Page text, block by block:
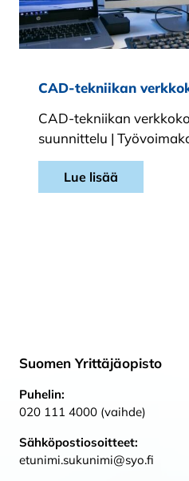
CAD-tekniikan
CAD-tekniikan
suunnittelu |
Lue lisää
Suomen Yrittäjäopisto
Puhelin:
020 111 4000 (vaihde)
Sähköpostiosoitteet:
etunimi.sukunimi@syo.fi